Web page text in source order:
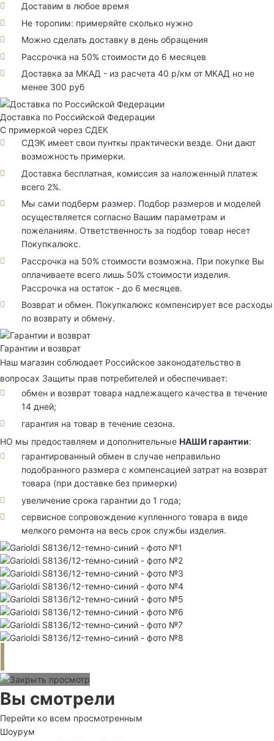
Доставим в любое время
Не торопим: примеряйте сколько нужно
Можно сделать доставку в день обращения
Рассрочка на 50% стоимости до 6 месяцев
Доставка за МКАД - из расчета 40 р/км от МКАД но не
менее 300 руб
Доставка по Российской Федерации
С примеркой через СДЕК
СДЭК имеет свои пунткы практически везде. Они дают
возможность примерки.
Доставка бесплатная, комиссия за наложенный платеж
всего 2%.
Мы сами подберм размер. Подбор размеров и моделей
осуществляется согласно Вашим параметрам и
пожеланиям. Ответственность за подбор товар несет
Покупкалюкс.
Рассрочка на 50% стоимости возможна. При покупке Вы
оплачиваете всего лишь 50% стоимости изделия.
Рассрочка на остаток - до 6 месяцев.
Возврат и обмен. Покупкалюкс компенсирует все расходы
по возврату и обмену.
Гарантии и возврат
Наш магазин соблюдает Российское законодательство в
вопросах Защиты прав потребителей и обеспечивает:
обмен и возврат товара надлежащего качества в течение
14 дней;
гарантия на товар в течение сезона.
НО мы предоставляем и дополнительные НАШИ гарантии:
гарантированный обмен в случае неправильно
подобранного размера с компенсацией затрат на возврат
товара (при доставке без примерки)
увеличение срока гарантии до 1 года;
сервисное сопровождение купленного товара в виде
мелкого ремонта на весь срок службы изделия.
Вы смотрели
Перейти ко всем просмотренным
Шоурум